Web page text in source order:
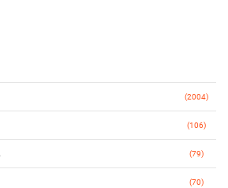
(2004)
(106)
(79)
(70)